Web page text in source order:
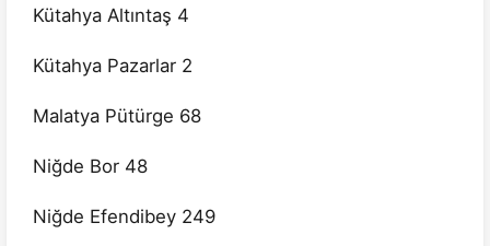
Kütahya Altıntaş 4
Kütahya Pazarlar 2
Malatya Pütürge 68
Niğde Bor 48
Niğde Efendibey 249